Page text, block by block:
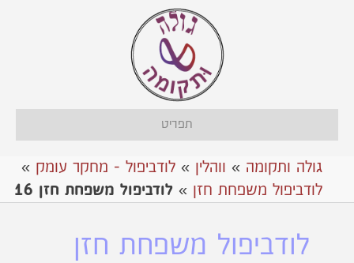
תפריט
גולה ותקומה » ווהלין » לודביפול - מחקר עומק »
לודביפול משפחת חזן » לודביפול משפחת חזן 16
לודביפול משפחת חזן